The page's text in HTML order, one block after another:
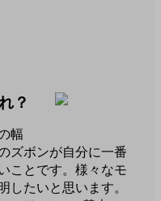
？
幅
ズボンが自分に一番
ことです。様々なモ
したいと思います。